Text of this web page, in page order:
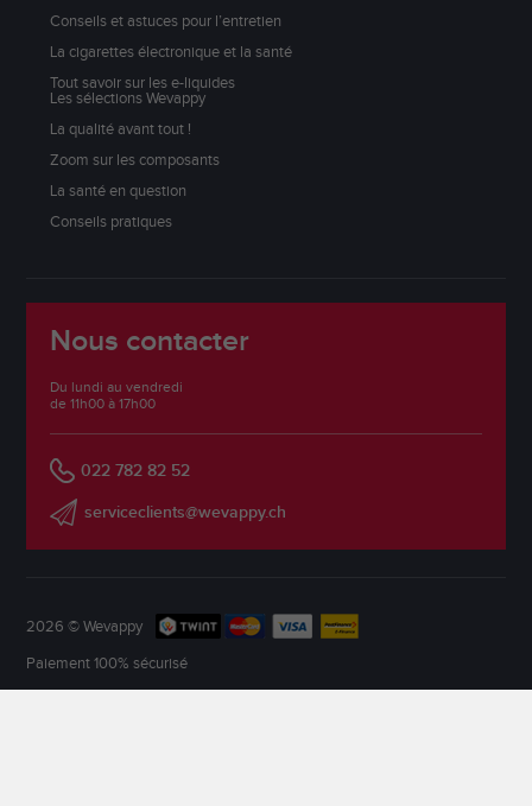
Conseils et astuces pour l’entretien
La cigarettes électronique et la santé
Tout savoir sur les e-liquides
Les sélections Wevappy
La qualité avant tout !
Zoom sur les composants
La santé en question
Conseils pratiques
Nous contacter
Du lundi au vendredi
de 11h00 à 17h00
022 782 82 52
serviceclients@wevappy.ch
2026 © Wevappy
Paiement 100% sécurisé